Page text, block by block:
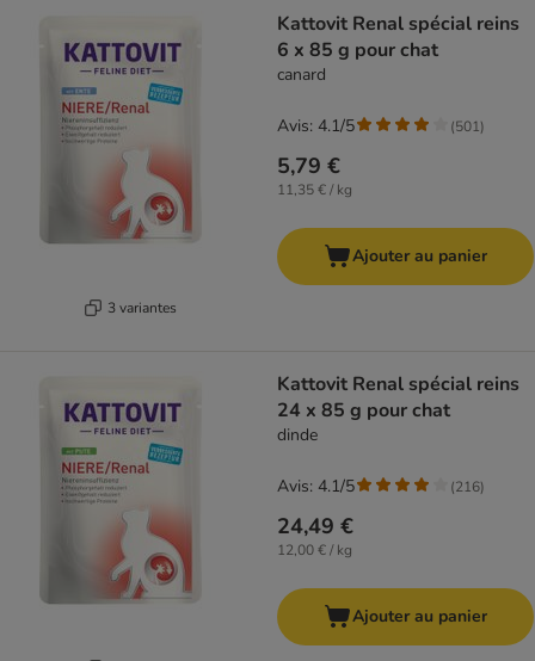
3 variantes
Kattovit Renal spécial reins
6 x 85 g pour chat
canard
5,79 €
11,35 € / kg
Avis: 4.1/5 (501)
Ajouter au panier
Kattovit Renal spécial reins
24 x 85 g pour chat
dinde
24,49 €
12,00 € / kg
Avis: 4.1/5 (216)
Ajouter au panier